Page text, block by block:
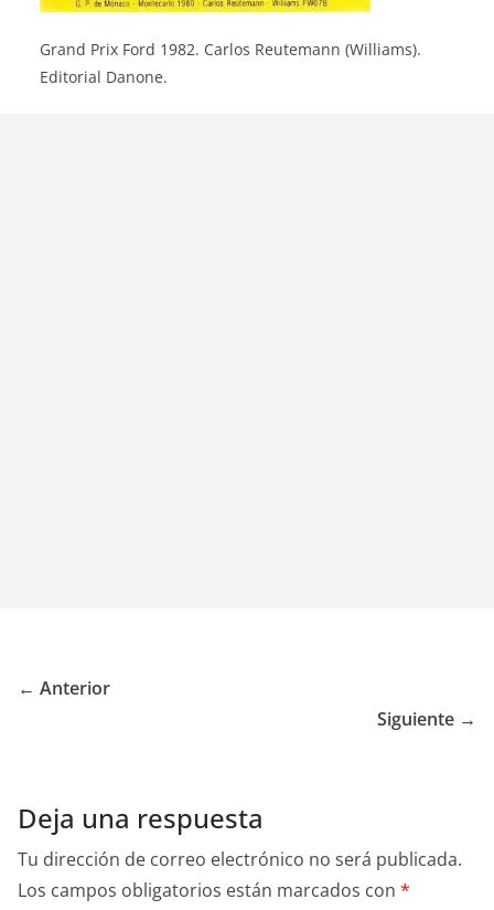
Grand Prix Ford 1982. Carlos Reutemann (Williams).
Editorial Danone.
← Anterior
Siguiente →
Deja una respuesta
Tu dirección de correo electrónico no será publicada.
Los campos obligatorios están marcados con *